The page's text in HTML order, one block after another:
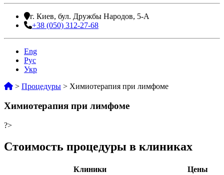
г. Киев, бул. Дружбы Народов, 5-А
+38 (050) 312-27-68
Eng
Рус
Укр
> Процедуры > Химиотерапия при лимфоме
Химиотерапия при лимфоме
?>
Стоимость процедуры в клиниках
Клиники
Цены